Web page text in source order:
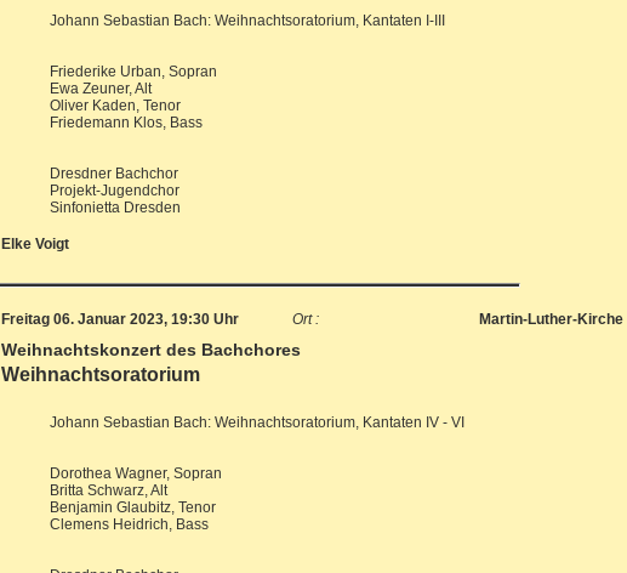
Johann Sebastian Bach: Weihnachtsoratorium, Kantaten I-III
Friederike Urban, Sopran
Ewa Zeuner, Alt
Oliver Kaden, Tenor
Friedemann Klos, Bass
Dresdner Bachchor
Projekt-Jugendchor
Sinfonietta Dresden
Elke Voigt
Freitag 06. Januar 2023, 19:30 Uhr Ort : Martin-Luther-Kirche
Weihnachtskonzert des Bachchores
Weihnachtsoratorium
Johann Sebastian Bach: Weihnachtsoratorium, Kantaten IV - VI
Dorothea Wagner, Sopran
Britta Schwarz, Alt
Benjamin Glaubitz, Tenor
Clemens Heidrich, Bass